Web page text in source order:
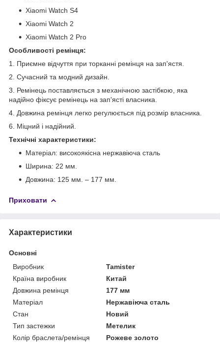
Xiaomi Watch S4
Xiaomi Watch 2
Xiaomi Watch 2 Pro
Особливості ремінця:
1. Приємне відчуття при торканні ремінця на зап'ястя.
2. Сучасний та модний дизайн.
3. Ремінець поставляється з механічною застібкою, яка
надійно фіксує ремінець на зап'ясті власника.
4. Довжина ремінця легко регулюється під розмір власника.
6. Міцний і надійний.
Технічні характеристики:
Матеріал: високоякісна нержавіюча сталь
Ширина: 22 мм.
Довжина: 125 мм. – 177 мм.
Приховати
Характеристики
Основні
Виробник
Tamister
Країна виробник
Китай
Довжина ремінця
177 мм
Матеріал
Нержавіюча сталь
Стан
Новий
Тип застежки
Метелик
Колір браслета/ремінця
Рожеве золото